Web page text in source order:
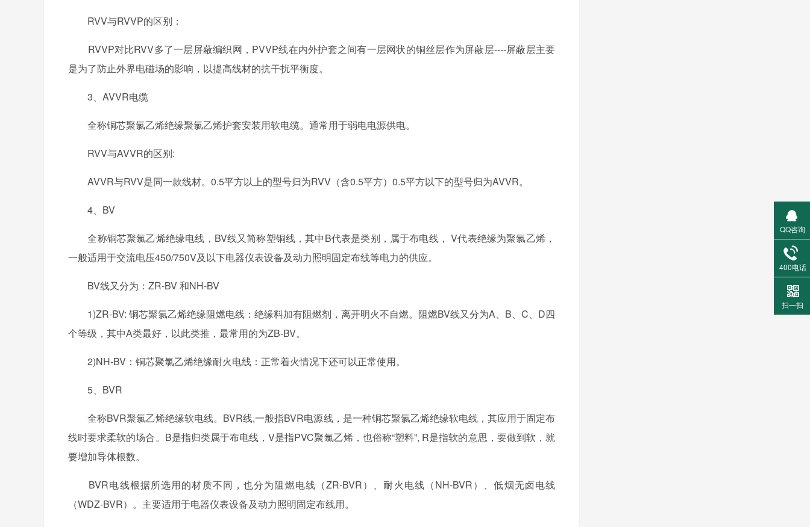
RVV与RVVP的区别：
RVVP对比RVV多了一层屏蔽编织网，PVVP线在内外护套之间有一层网状的铜丝层作为屏蔽层----屏蔽层主要
是为了防止外界电磁场的影响，以提高线材的抗干扰平衡度。
3、AVVR电缆
全称铜芯聚氯乙烯绝缘聚氯乙烯护套安装用软电缆。通常用于弱电电源供电。
RVV与AVVR的区别:
AVVR与RVV是同一款线材。0.5平方以上的型号归为RVV（含0.5平方）0.5平方以下的型号归为AVVR。
4、BV
全称铜芯聚氯乙烯绝缘电线，BV线又简称塑铜线，其中B代表是类别，属于布电线， V代表绝缘为聚氯乙烯，
一般适用于交流电压450/750V及以下电器仪表设备及动力照明固定布线等电力的供应。
BV线又分为：ZR-BV 和NH-BV
1)ZR-BV: 铜芯聚氯乙烯绝缘阻燃电线：绝缘料加有阻燃剂，离开明火不自燃。阻燃BV线又分为A、B、C、D四
个等级，其中A类最好，以此类推，最常用的为ZB-BV。
2)NH-BV：铜芯聚氯乙烯绝缘耐火电线：正常着火情况下还可以正常使用。
5、BVR
全称BVR聚氯乙烯绝缘软电线。BVR线,一般指BVR电源线，是一种铜芯聚氯乙烯绝缘软电线，其应用于固定布
线时要求柔软的场合。B是指归类属于布电线，V是指PVC聚氯乙烯，也俗称“塑料”, R是指软的意思，要做到软，就
要增加导体根数。
BVR电线根据所选用的材质不同，也分为阻燃电线（ZR-BVR）、耐火电线（NH-BVR）、低烟无卤电线
（WDZ-BVR）。主要适用于电器仪表设备及动力照明固定布线用。
QQ咨询
400电话
扫一扫